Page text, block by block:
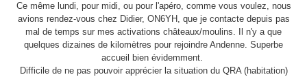
Ce même lundi, pour midi, ou pour l'apéro, comme vous voulez, nous
avions rendez-vous chez Didier, ON6YH, que je contacte depuis pas
mal de temps sur mes activations châteaux/moulins. Il n'y a que
quelques dizaines de kilomètres pour rejoindre Andenne. Superbe
accueil bien évidemment.
Difficile de ne pas pouvoir apprécier la situation du QRA (habitation)